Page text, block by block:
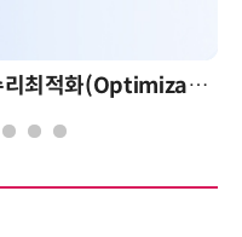
AI 시대의 의사결정을 바꾸는 수리최적화(Optimization): 실제 산업 적용 사례와 활용 전략